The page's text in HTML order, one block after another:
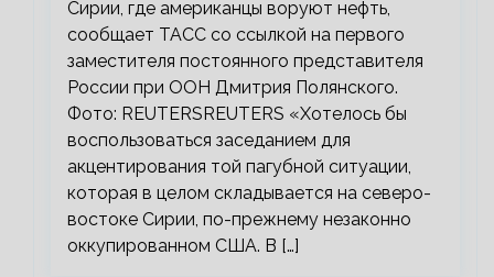
Сирии, где американцы воруют нефть,
сообщает ТАСС со ссылкой на первого
заместителя постоянного представителя
России при ООН Дмитрия Полянского.
Фото: REUTERSREUTERS «Хотелось бы
воспользоваться заседанием для
акцентирования той пагубной ситуации,
которая в целом складывается на северо-
востоке Сирии, по-прежнему незаконно
оккупированном США. В […]